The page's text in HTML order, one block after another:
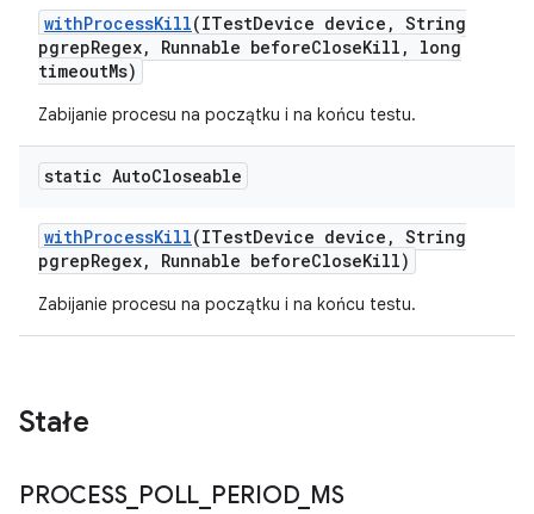
withProcessKill(ITestDevice device , String
pgrepRegex, Runnable beforeCloseKill ,
long
timeoutMs)
Zabijanie procesu na początku i na końcu testu.
static AutoCloseable
withProcessKill(ITestDevice device , String
pgrepRegex, Runnable beforeCloseKill)
Zabijanie procesu na początku i na końcu testu.
Stałe
PROCESS_ POLL PERIOD_ MS